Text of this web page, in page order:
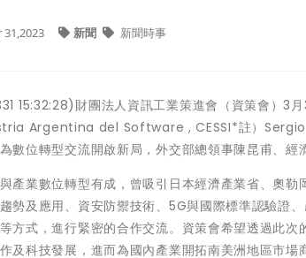
31,2023 新聞 新聞時事
15:32:28)財團法人資訊工業策進會（資策會）3
Argentina del Software , CESSI*註）Sergio
數位轉型交流開啟新局，外交部總領事陳昆甫、經
產業數位轉型有成，曾吸引日本經濟產業省、奧
勢及應用、資安防禦技術、5G與國際標準認驗證
方式，進行緊密的合作交流。資策會希望透過此
及科技發展，進而為國內產業開拓南美洲地區市場